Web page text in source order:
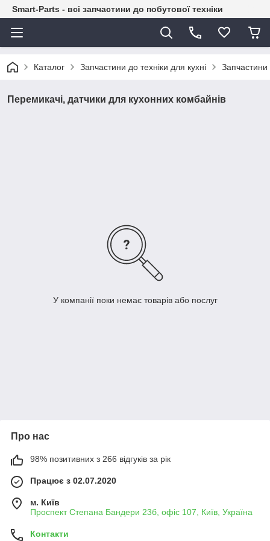
Smart-Parts - всі запчастини до побутової техніки
Каталог Запчастини до техніки для кухні Запчастини
Перемикачі, датчики для кухонних комбайнів
У компанії поки немає товарів або послуг
Про нас
98% позитивних з 266 відгуків за рік
Працює з 02.07.2020
м. Київ
Проспект Степана Бандери 23б, офіс 107, Київ, Україна
Контакти